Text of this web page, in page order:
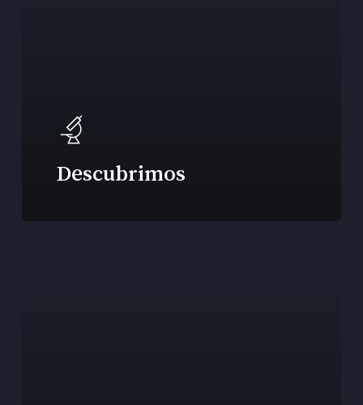
Descubrimos